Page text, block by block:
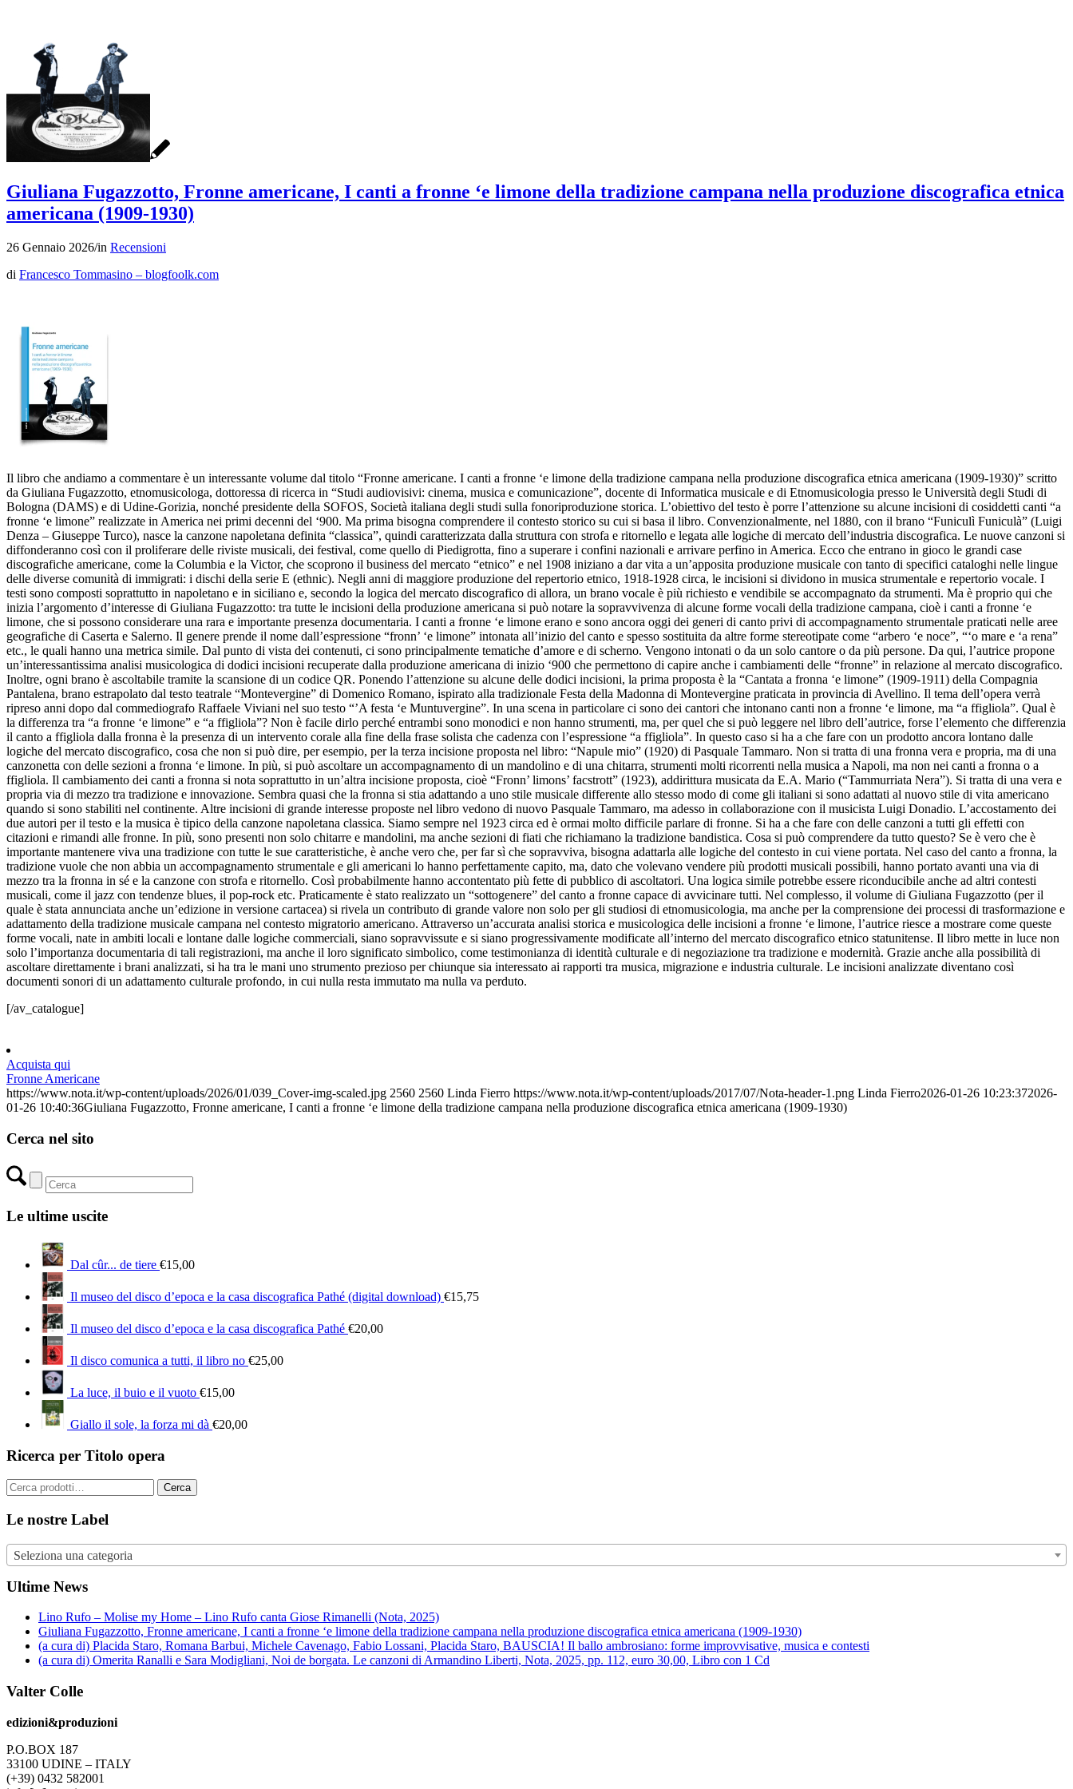
Giuliana Fugazzotto, Fronne americane, I canti a fronne ‘e limone della tradizione campana nella produzione discografica etnica
americana (1909-1930)
26 Gennaio 2026/in Recensioni
di Francesco Tommasino – blogfoolk.com
Il libro che andiamo a commentare è un interessante volume dal titolo “Fronne americane. I canti a fronne ‘e limone della tradizione campana nella produzione discografica etnica americana (1909-1930)” scritto
da Giuliana Fugazzotto, etnomusicologa, dottoressa di ricerca in “Studi audiovisivi: cinema, musica e comunicazione”, docente di Informatica musicale e di Etnomusicologia presso le Università degli Studi di
Bologna (DAMS) e di Udine-Gorizia, nonché presidente della SOFOS, Società italiana degli studi sulla fonoriproduzione storica. L’obiettivo del testo è porre l’attenzione su alcune incisioni di cosiddetti canti “a
fronne ‘e limone” realizzate in America nei primi decenni del ‘900. Ma prima bisogna comprendere il contesto storico su cui si basa il libro. Convenzionalmente, nel 1880, con il brano “Funiculì Funiculà” (Luigi
Denza – Giuseppe Turco), nasce la canzone napoletana definita “classica”, quindi caratterizzata dalla struttura con strofa e ritornello e legata alle logiche di mercato dell’industria discografica. Le nuove canzoni si
diffonderanno così con il proliferare delle riviste musicali, dei festival, come quello di Piedigrotta, fino a superare i confini nazionali e arrivare perfino in America. Ecco che entrano in gioco le grandi case
discografiche americane, come la Columbia e la Victor, che scoprono il business del mercato “etnico” e nel 1908 iniziano a dar vita a un’apposita produzione musicale con tanto di specifici cataloghi nelle lingue
delle diverse comunità di immigrati: i dischi della serie E (ethnic). Negli anni di maggiore produzione del repertorio etnico, 1918-1928 circa, le incisioni si dividono in musica strumentale e repertorio vocale. I
testi sono composti soprattutto in napoletano e in siciliano e, secondo la logica del mercato discografico di allora, un brano vocale è più richiesto e vendibile se accompagnato da strumenti. Ma è proprio qui che
inizia l’argomento d’interesse di Giuliana Fugazzotto: tra tutte le incisioni della produzione americana si può notare la sopravvivenza di alcune forme vocali della tradizione campana, cioè i canti a fronne ‘e
limone, che si possono considerare una rara e importante presenza documentaria. I canti a fronne ‘e limone erano e sono ancora oggi dei generi di canto privi di accompagnamento strumentale praticati nelle aree
geografiche di Caserta e Salerno. Il genere prende il nome dall’espressione “fronn’ ‘e limone” intonata all’inizio del canto e spesso sostituita da altre forme stereotipate come “arbero ‘e noce”, “‘o mare e ‘a rena”
etc., le quali hanno una metrica simile. Dal punto di vista dei contenuti, ci sono principalmente tematiche d’amore e di scherno. Vengono intonati o da un solo cantore o da più persone. Da qui, l’autrice propone
un’interessantissima analisi musicologica di dodici incisioni recuperate dalla produzione americana di inizio ‘900 che permettono di capire anche i cambiamenti delle “fronne” in relazione al mercato discografico.
Inoltre, ogni brano è ascoltabile tramite la scansione di un codice QR. Ponendo l’attenzione su alcune delle dodici incisioni, la prima proposta è la “Cantata a fronna ‘e limone” (1909-1911) della Compagnia
Pantalena, brano estrapolato dal testo teatrale “Montevergine” di Domenico Romano, ispirato alla tradizionale Festa della Madonna di Montevergine praticata in provincia di Avellino. Il tema dell’opera verrà
ripreso anni dopo dal commediografo Raffaele Viviani nel suo testo “’A festa ‘e Muntuvergine”. In una scena in particolare ci sono dei cantori che intonano canti non a fronne ‘e limone, ma “a ffigliola”. Qual è
la differenza tra “a fronne ‘e limone” e “a ffigliola”? Non è facile dirlo perché entrambi sono monodici e non hanno strumenti, ma, per quel che si può leggere nel libro dell’autrice, forse l’elemento che differenzia
il canto a ffigliola dalla fronna è la presenza di un intervento corale alla fine della frase solista che cadenza con l’espressione “a ffigliola”. In questo caso si ha a che fare con un prodotto ancora lontano dalle
logiche del mercato discografico, cosa che non si può dire, per esempio, per la terza incisione proposta nel libro: “Napule mio” (1920) di Pasquale Tammaro. Non si tratta di una fronna vera e propria, ma di una
canzonetta con delle sezioni a fronna ‘e limone. In più, si può ascoltare un accompagnamento di un mandolino e di una chitarra, strumenti molti ricorrenti nella musica a Napoli, ma non nei canti a fronna o a
ffigliola. Il cambiamento dei canti a fronna si nota soprattutto in un’altra incisione proposta, cioè “Fronn’ limons’ facstrott” (1923), addirittura musicata da E.A. Mario (“Tammurriata Nera”). Si tratta di una vera e
propria via di mezzo tra tradizione e innovazione. Sembra quasi che la fronna si stia adattando a uno stile musicale differente allo stesso modo di come gli italiani si sono adattati al nuovo stile di vita americano
quando si sono stabiliti nel continente. Altre incisioni di grande interesse proposte nel libro vedono di nuovo Pasquale Tammaro, ma adesso in collaborazione con il musicista Luigi Donadio. L’accostamento dei
due autori per il testo e la musica è tipico della canzone napoletana classica. Siamo sempre nel 1923 circa ed è ormai molto difficile parlare di fronne. Si ha a che fare con delle canzoni a tutti gli effetti con
citazioni e rimandi alle fronne. In più, sono presenti non solo chitarre e mandolini, ma anche sezioni di fiati che richiamano la tradizione bandistica. Cosa si può comprendere da tutto questo? Se è vero che è
importante mantenere viva una tradizione con tutte le sue caratteristiche, è anche vero che, per far sì che sopravviva, bisogna adattarla alle logiche del contesto in cui viene portata. Nel caso del canto a fronna, la
tradizione vuole che non abbia un accompagnamento strumentale e gli americani lo hanno perfettamente capito, ma, dato che volevano vendere più prodotti musicali possibili, hanno portato avanti una via di
mezzo tra la fronna in sé e la canzone con strofa e ritornello. Così probabilmente hanno accontentato più fette di pubblico di ascoltatori. Una logica simile potrebbe essere riconducibile anche ad altri contesti
musicali, come il jazz con tendenze blues, il pop-rock etc. Praticamente è stato realizzato un “sottogenere” del canto a fronne capace di avvicinare tutti. Nel complesso, il volume di Giuliana Fugazzotto (per il
quale è stata annunciata anche un’edizione in versione cartacea) si rivela un contributo di grande valore non solo per gli studiosi di etnomusicologia, ma anche per la comprensione dei processi di trasformazione e
adattamento della tradizione musicale campana nel contesto migratorio americano. Attraverso un’accurata analisi storica e musicologica delle incisioni a fronne ‘e limone, l’autrice riesce a mostrare come queste
forme vocali, nate in ambiti locali e lontane dalle logiche commerciali, siano sopravvissute e si siano progressivamente modificate all’interno del mercato discografico etnico statunitense. Il libro mette in luce non
solo l’importanza documentaria di tali registrazioni, ma anche il loro significato simbolico, come testimonianza di identità culturale e di negoziazione tra tradizione e modernità. Grazie anche alla possibilità di
ascoltare direttamente i brani analizzati, si ha tra le mani uno strumento prezioso per chiunque sia interessato ai rapporti tra musica, migrazione e industria culturale. Le incisioni analizzate diventano così
documenti sonori di un adattamento culturale profondo, in cui nulla resta immutato ma nulla va perduto.
[/av_catalogue]
Acquista qui
Fronne Americane
https://www.nota.it/wp-content/uploads/2026/01/039_Cover-img-scaled.jpg 2560 2560 Linda Fierro https://www.nota.it/wp-content/uploads/2017/07/Nota-header-1.png Linda Fierro2026-01-26 10:23:372026-
01-26 10:40:36Giuliana Fugazzotto, Fronne americane, I canti a fronne ‘e limone della tradizione campana nella produzione discografica etnica americana (1909-1930)
Cerca nel sito
Le ultime uscite
Dal cûr... de tiere €15,00
Il museo del disco d’epoca e la casa discografica Pathé (digital download) €15,75
Il museo del disco d’epoca e la casa discografica Pathé €20,00
Il disco comunica a tutti, il libro no €25,00
La luce, il buio e il vuoto €15,00
Giallo il sole, la forza mi dà €20,00
Ricerca per Titolo opera
Cerca: Cerca
Le nostre Label
Seleziona una categoria
Ultime News
Lino Rufo – Molise my Home – Lino Rufo canta Giose Rimanelli (Nota, 2025)
Giuliana Fugazzotto, Fronne americane, I canti a fronne ‘e limone della tradizione campana nella produzione discografica etnica americana (1909-1930)
(a cura di) Placida Staro, Romana Barbui, Michele Cavenago, Fabio Lossani, Placida Staro, BAUSCIA! Il ballo ambrosiano: forme improvvisative, musica e contesti
(a cura di) Omerita Ranalli e Sara Modigliani, Noi de borgata. Le canzoni di Armandino Liberti, Nota, 2025, pp. 112, euro 30,00, Libro con 1 Cd
Valter Colle
edizioni&produzioni
P.O.BOX 187
33100 UDINE – ITALY
(+39) 0432 582001